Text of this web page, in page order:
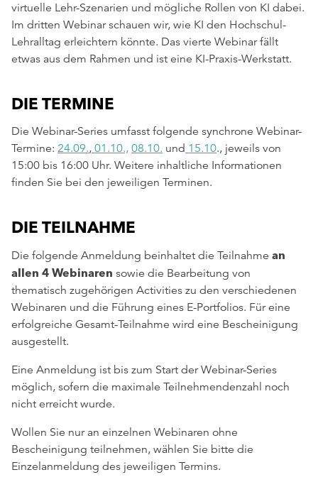
virtuelle Lehr-Szenarien und mögliche Rollen von KI dabei.
Im dritten Webinar schauen wir, wie KI den Hochschul-
Lehralltag erleichtern könnte. Das vierte Webinar fällt
etwas aus dem Rahmen und ist eine KI-Praxis-Werkstatt.
DIE TERMINE
Die Webinar-Series umfasst folgende synchrone Webinar-
Termine: 24.09., 01.10., 08.10. und 15.10., jeweils von
15:00 bis 16:00 Uhr. Weitere inhaltliche Informationen
finden Sie bei den jeweiligen Terminen.
DIE TEILNAHME
Die folgende Anmeldung beinhaltet die Teilnahme an
allen 4 Webinaren sowie die Bearbeitung von
thematisch zugehörigen Activities zu den verschiedenen
Webinaren und die Führung eines E-Portfolios. Für eine
erfolgreiche Gesamt-Teilnahme wird eine Bescheinigung
ausgestellt.
Eine Anmeldung ist bis zum Start der Webinar-Series
möglich, sofern die maximale Teilnehmendenzahl noch
nicht erreicht wurde.
Wollen Sie nur an einzelnen Webinaren ohne
Bescheinigung teilnehmen, wählen Sie bitte die
Einzelanmeldung des jeweiligen Termins.